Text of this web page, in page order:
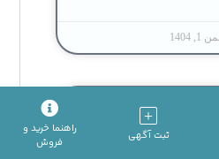
1, 1404
خانم گروه خونی
ثبت آگهی
راهنما خرید و
فروش